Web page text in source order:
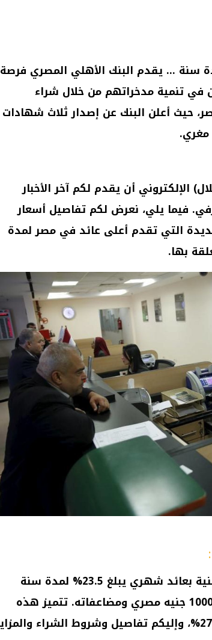
سنة … يقدم البنك الأهلي المصري فرصة
في تنمية مدخراتهم من خلال شراء
حيث أعلن البنك عن إصدار ثلاث شهادات
الإلكتروني أن يقدم لكم آخر الأخبار
فيما يلي، نعرض لكم تفاصيل أسعار
التي تقدم أعلى عائد في مصر لمدة
بها.
أطلق البنك الأهلي شهادة بلاتينية بعائد شهري يبلغ 23.5% لمدة سنة
واحدة، مع حد أدنى للشراء يبلغ 1000 جنيه مصري ومضاعفاته. تتميز هذه